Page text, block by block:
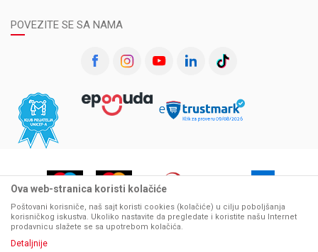
POVEZITE SE SA NAMA
Ova web-stranica koristi kolačiće
Poštovani korisniče, naš sajt koristi cookies (kolačiće) u cilju poboljšanja
korisničkog iskustva. Ukoliko nastavite da pregledate i koristite našu Internet
prodavnicu slažete se sa upotrebom kolačića.
Detaljnije